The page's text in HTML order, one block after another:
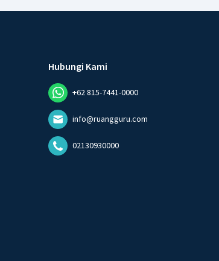
Hubungi Kami
+62 815-7441-0000
info@ruangguru.com
02130930000